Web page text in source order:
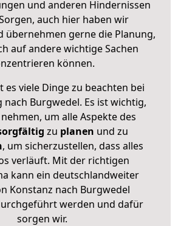
und anderen Hindernissen
auch hier haben wir
übernehmen gerne die Planung,
auf andere wichtige Sachen
können.
es viele Dinge zu beachten bei
nach Burgwedel. Es ist wichtig,
um alle Aspekte des
zu planen und zu
, um sicherzustellen, dass alles
verläuft. Mit der richtigen
kann ein deutschlandweiter
Konstanz nach Burgwedel
werden und dafür
sorgen wir.